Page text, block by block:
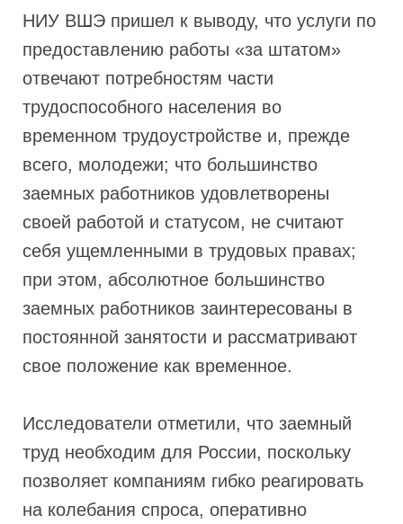
НИУ ВШЭ пришел к выводу, что услуги по
предоставлению работы «за штатом»
отвечают потребностям части
трудоспособного населения во
временном трудоустройстве и, прежде
всего, молодежи; что большинство
заемных работников удовлетворены
своей работой и статусом, не считают
себя ущемленными в трудовых правах;
при этом, абсолютное большинство
заемных работников заинтересованы в
постоянной занятости и рассматривают
свое положение как временное.
Исследователи отметили, что заемный
труд необходим для России, поскольку
позволяет компаниям гибко реагировать
на колебания спроса, оперативно